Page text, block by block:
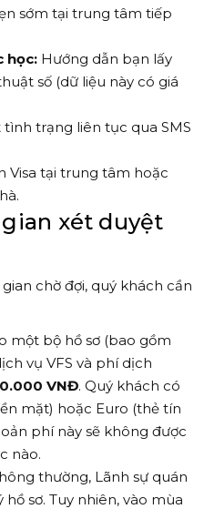
sớm tại trung tâm tiếp
học: Hướng dẫn bạn lấy
số (dữ liệu này có giá
tình trạng liên tục qua SMS
Visa tại trung tâm hoặc
gian xét duyệt
chờ đợi, quý khách cần
một bộ hồ sơ (bao gồm
vụ VFS và phí dịch
VNĐ. Quý khách có
mặt) hoặc Euro (thẻ tín
phí này sẽ không được
nào.
thường, Lãnh sự quán
hồ sơ. Tuy nhiên, vào mùa